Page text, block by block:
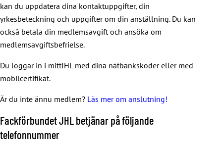
kan du uppdatera dina kontaktuppgifter, din
yrkesbeteckning och uppgifter om din anställning. Du kan
också betala din medlemsavgift och ansöka om
medlemsavgiftsbefrielse.
Du loggar in i mittJHL med dina nätbankskoder eller med
mobilcertifikat.
Är du inte ännu medlem? Läs mer om anslutning!
Fackförbundet JHL betjänar på följande
telefonnummer